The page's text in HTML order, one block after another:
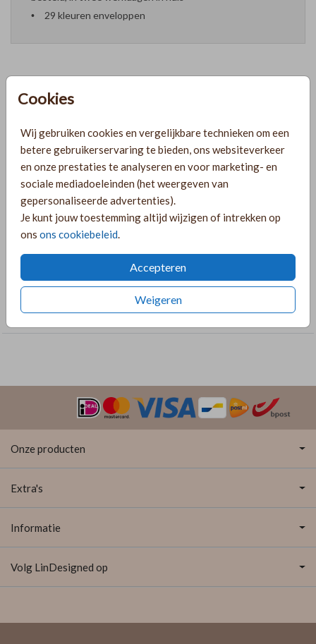
Cookies
Wij gebruiken cookies en vergelijkbare technieken om een
betere gebruikerservaring te bieden, ons websiteverkeer
en onze prestaties te analyseren en voor marketing- en
sociale mediadoeleinden (het weergeven van
gepersonaliseerde advertenties).
Je kunt jouw toestemming altijd wijzigen of intrekken op
ons ons cookiebeleid.
Accepteren
Weigeren
29 kleuren enveloppen
Formaten en prijzen
PRODUCTINFORMATIE
OMSCHRIJVING
Uniek geboortekaartje voor een jongetje met lichtblauwe
streepjes en een zandkleur boogvorm. Je kunt dit kaartje
helemaal naar wens aanpassen in de online editor!
COLLECTIE
Rechthoekige labelkaarten
Onze producten
Extra's
Informatie
Volg LinDesigned op